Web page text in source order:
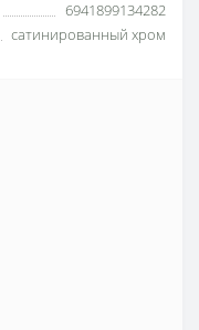
6941899134282
сатинированный хром